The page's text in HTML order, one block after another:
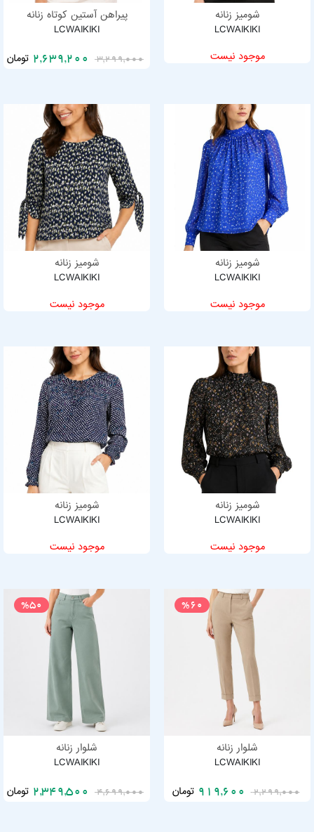
شومیز زنانه
LCWAIKIKI
موجود نیست
پیراهن آستین کوتاه زنانه
LCWAIKIKI
3,299,000 تومان
شومیز زنانه
LCWAIKIKI
موجود نیست
شومیز زنانه
LCWAIKIKI
موجود نیست
شومیز زنانه
LCWAIKIKI
موجود نیست
شومیز زنانه
LCWAIKIKI
موجود نیست
%60
شلوار زنانه
LCWAIKIKI
2,299,000
919,600 تومان
%50
شلوار زنانه
LCWAIKIKI
4,699,000 تومان